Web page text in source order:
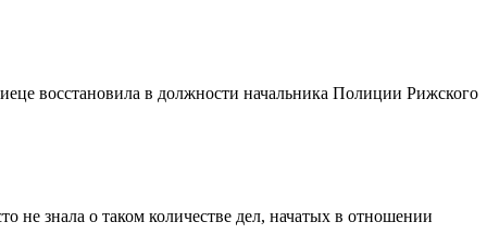
восстановила в должности начальника Полиции Рижского
знала о таком количестве дел, начатых в отношении